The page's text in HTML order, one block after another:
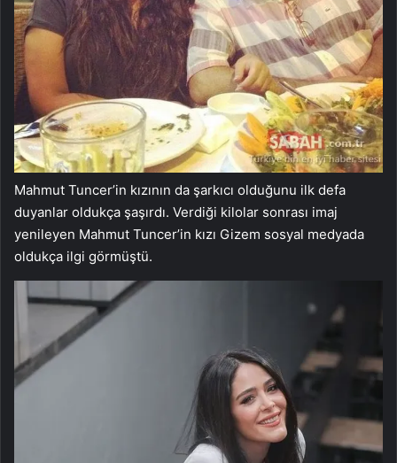
Mahmut Tuncer’in kızının da şarkıcı olduğunu ilk defa
duyanlar oldukça şaşırdı. Verdiği kilolar sonrası imaj
yenileyen Mahmut Tuncer’in kızı Gizem sosyal medyada
oldukça ilgi görmüştü.